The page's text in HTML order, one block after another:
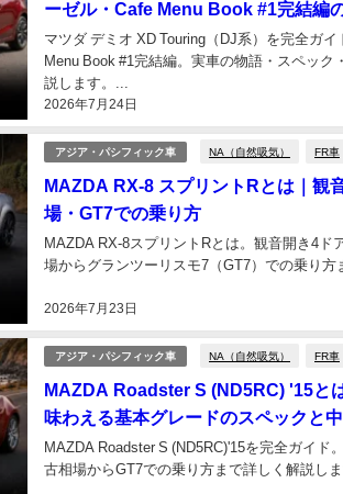
ーゼル・Cafe Menu Book #1完結編
2026年7月24日
マツダ デミオ XD Touring（DJ系）を完全ガ
Menu Book #1完結編。実車の物語・スペッ
説します。...
アジア・パシフィック車 NA（自然吸気） FR車
MAZDA RX-8 スプリントRとは｜観
場・GT7での乗り方
2026年7月23日
MAZDA RX-8スプリントRとは。観音開き4
場からグランツーリスモ7（GT7）での乗り方
アジア・パシフィック車 NA（自然吸気） FR車
MAZDA Roadster S (ND5RC) '15と
味わえる基本グレードのスペックと
MAZDA Roadster S (ND5RC)'15を完全ガイ
古相場からGT7での乗り方まで詳しく解説しま